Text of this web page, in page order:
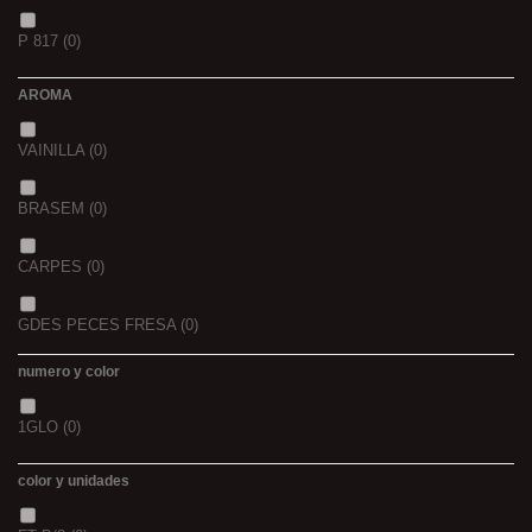
1,5
2,3
(0)
P 817 (0)
AROMA
VAINILLA(0)
BRASEM (0)
CARPES (0)
GDES PECES FRESA(0)
GDES. PECES MAIZ
GDES. PECES SCOPEX
numero y color
1GLO (0)
color y unidades